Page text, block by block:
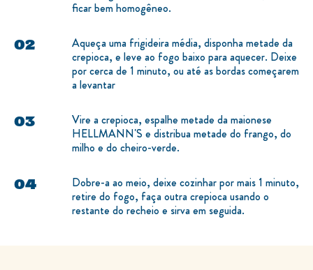
ficar bem homogêneo.
Aqueça uma frigideira média, disponha metade da
crepioca, e leve ao fogo baixo para aquecer. Deixe
por cerca de 1 minuto, ou até as bordas começarem
a levantar
Vire a crepioca, espalhe metade da maionese
HELLMANN'S e distribua metade do frango, do
milho e do cheiro-verde.
Dobre-a ao meio, deixe cozinhar por mais 1 minuto,
retire do fogo, faça outra crepioca usando o
restante do recheio e sirva em seguida.